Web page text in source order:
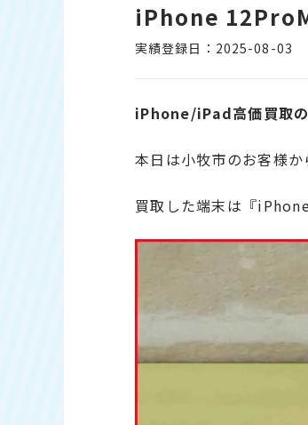
iPhone
実績登録日：2025-08-03
iPhone/iPad高価買取
本日は小牧市のお客様か
買取した端末は『